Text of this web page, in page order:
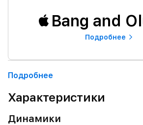
Bang and
Подробнее
Подробнее
Характеристики
Динамики